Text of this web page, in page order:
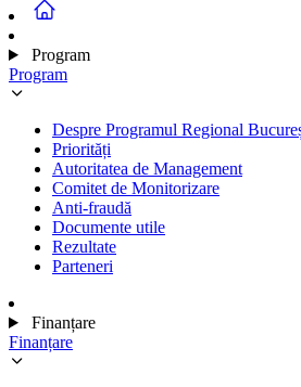
Program
Program
Despre Programul Regional
Priorități
Autoritatea de Management
Comitet de Monitorizare
Anti-fraudă
Documente utile
Rezultate
Parteneri
Finanțare
Finanțare